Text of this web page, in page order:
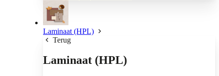
Laminaat (HPL)
Terug
Laminaat (HPL)